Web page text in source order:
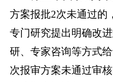
方案报批2次未通过的
专门研究提出明确改
研、专家咨询等方式
次报审方案未通过审